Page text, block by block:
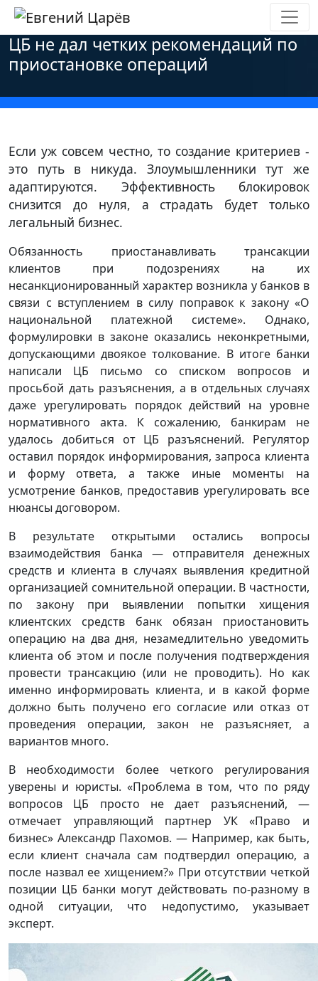
Главная»Новости»Персональные данные
ЦБ не дал четких рекомендаций по
приостановке операций
Если уж совсем честно, то создание критериев -
это путь в никуда. Злоумышленники тут же
адаптируются. Эффективность блокировок
снизится до нуля, а страдать будет только
легальный бизнес.
Обязанность приостанавливать трансакции
клиентов при подозрениях на их
несанкционированный характер возникла у банков в
связи с вступлением в силу поправок к закону «О
национальной платежной системе». Однако,
формулировки в законе оказались неконкретными,
допускающими двоякое толкование. В итоге банки
написали ЦБ письмо со списком вопросов и
просьбой дать разъяснения, а в отдельных случаях
даже урегулировать порядок действий на уровне
нормативного акта. К сожалению, банкирам не
удалось добиться от ЦБ разъяснений. Регулятор
оставил порядок информирования, запроса клиента
и форму ответа, а также иные моменты на
усмотрение банков, предоставив урегулировать все
нюансы договором.
В результате открытыми остались вопросы
взаимодействия банка — отправителя денежных
средств и клиента в случаях выявления кредитной
организацией сомнительной операции. В частности,
по закону при выявлении попытки хищения
клиентских средств банк обязан приостановить
операцию на два дня, незамедлительно уведомить
клиента об этом и после получения подтверждения
провести трансакцию (или не проводить). Но как
именно информировать клиента, и в какой форме
должно быть получено его согласие или отказ от
проведения операции, закон не разъясняет, а
вариантов много.
В необходимости более четкого регулирования
уверены и юристы. «Проблема в том, что по ряду
вопросов ЦБ просто не дает разъяснений, —
отмечает управляющий партнер УК «Право и
бизнес» Александр Пахомов. — Например, как быть,
если клиент сначала сам подтвердил операцию, а
после назвал ее хищением?» При отсутствии четкой
позиции ЦБ банки могут действовать по-разному в
одной ситуации, что недопустимо, указывает
эксперт.